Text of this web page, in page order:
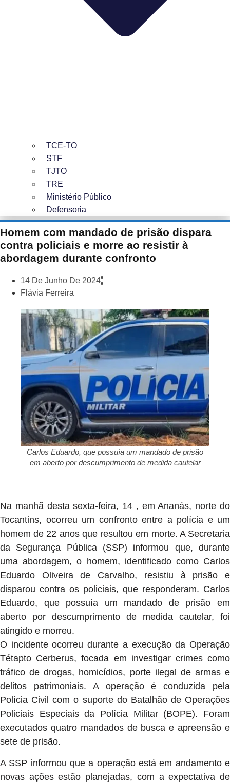
TCE-TO
STF
TJTO
TRE
Ministério Público
Defensoria
Homem com mandado de prisão dispara
contra policiais e morre ao resistir à
abordagem durante confronto
14 De Junho De 2024
Flávia Ferreira
Carlos Eduardo, que possuía um mandado de prisão
em aberto por descumprimento de medida cautelar
Na manhã desta sexta-feira, 14 , em Ananás, norte do
Tocantins, ocorreu um confronto entre a polícia e um
homem de 22 anos que resultou em morte. A Secretaria
da Segurança Pública (SSP) informou que, durante
uma abordagem, o homem, identificado como Carlos
Eduardo Oliveira de Carvalho, resistiu à prisão e
disparou contra os policiais, que responderam. Carlos
Eduardo, que possuía um mandado de prisão em
aberto por descumprimento de medida cautelar, foi
atingido e morreu.
O incidente ocorreu durante a execução da Operação
Tétapto Cerberus, focada em investigar crimes como
tráfico de drogas, homicídios, porte ilegal de armas e
delitos patrimoniais. A operação é conduzida pela
Polícia Civil com o suporte do Batalhão de Operações
Policiais Especiais da Polícia Militar (BOPE). Foram
executados quatro mandados de busca e apreensão e
sete de prisão.
A SSP informou que a operação está em andamento e
novas ações estão planejadas, com a expectativa de